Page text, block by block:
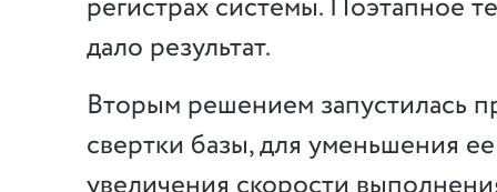
дало результат.
Вторым решением запустилась
свертки базы, для уменьшения